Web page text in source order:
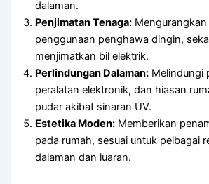
dalaman.
Penjimatan Tenaga: Mengurangkan
penggunaan penghawa dingin,
menjimatkan bil elektrik.
Perlindungan Dalaman: Melindungi
peralatan elektronik, dan hiasan
pudar akibat sinaran UV.
Estetika Moden: Memberikan
pada rumah, sesuai untuk pelbagai
dalaman dan luaran.